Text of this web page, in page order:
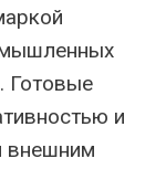
Готовые
и